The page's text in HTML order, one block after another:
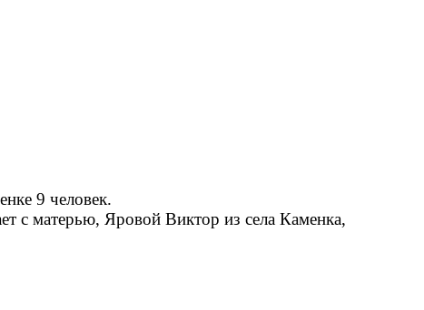
9 человек.
с матерью, Яровой Виктор из села Каменка,